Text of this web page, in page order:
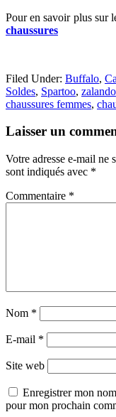
Pour en savoir plus sur
chaussures
Filed Under: Buffalo,
Soldes, Spartoo, zalando
chaussures femmes,
Reader
Laisser un
Votre adresse e-mail ne
sont indiqués avec *
Commentaire *
Nom *
E-mail *
Site web
Enregistrer mon
pour mon prochain